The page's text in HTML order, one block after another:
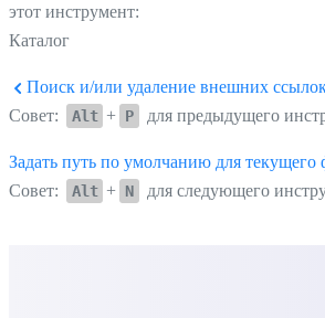
этот инструмент:
Каталог
Поиск и/или удаление внешних
Совет:
Alt + P для предыдущего
Задать путь по умолчанию для текущего
Совет:
Alt + N для следующего